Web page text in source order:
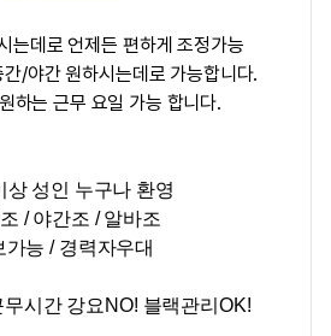
는데로 언제든 편하게 조정가능
/야간 원하시는데로 가능합니다.
하는 근무 요일 가능 합니다.
상 성인 누구나 환영
/ 야간조 / 알바조
가능 / 경력자우대
시간 강요NO! 블랙관리OK!